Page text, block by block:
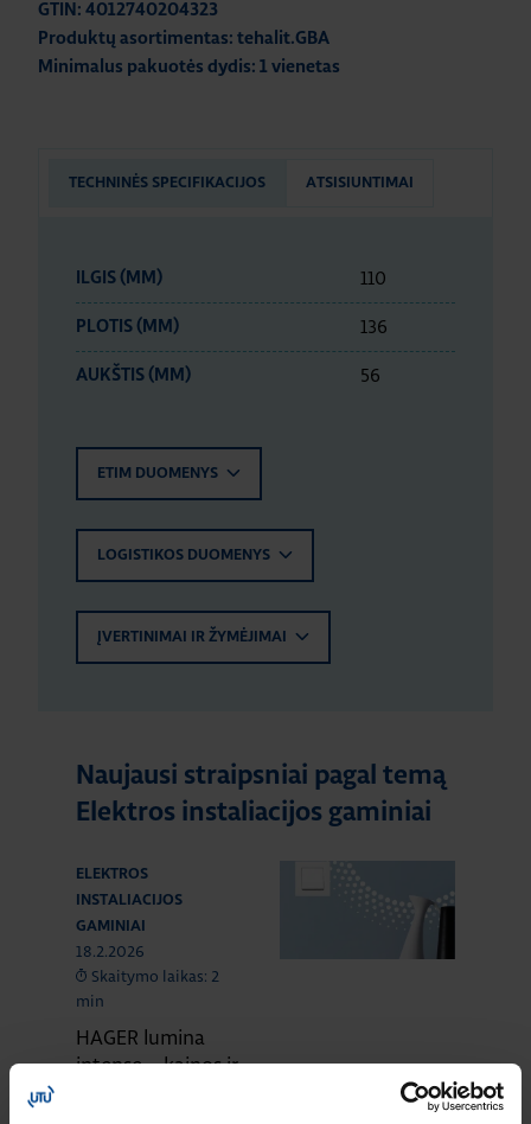
GTIN: 4012740204323
Produktų asortimentas: tehalit.GBA
Minimalus pakuotės dydis: 1 vienetas
TECHNINĖS SPECIFIKACIJOS ATSISIUNTIMAI
ILGIS (MM) 110
PLOTIS (MM) 136
AUKŠTIS (MM) 56
ETIM DUOMENYS
LOGISTIKOS DUOMENYS
ĮVERTINIMAI IR ŽYMĖJIMAI
Naujausi straipsniai pagal temą
Elektros instaliacijos gaminiai
ELEKTROS
INSTALIACIJOS
GAMINIAI
18.2.2026
Skaitymo laikas: 2
min
HAGER lumina
intense – kainos ir